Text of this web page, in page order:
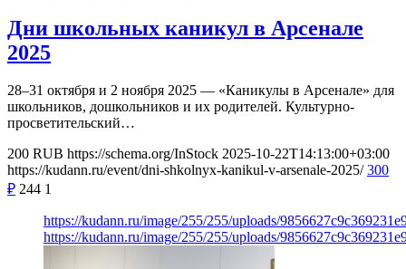
Дни школьных каникул в Арсенале
2025
28–31 октября и 2 ноября 2025 — «Каникулы в Арсенале» для
школьников, дошкольников и их родителей. Культурно-
просветительский…
200 RUB https://schema.org/InStock 2025-10-22T14:13:00+03:00
https://kudann.ru/event/dni-shkolnyx-kanikul-v-arsenale-2025/ 300
₽ 244 1
https://kudann.ru/image/255/255/uploads/
https://kudann.ru/image/255/255/uploads/